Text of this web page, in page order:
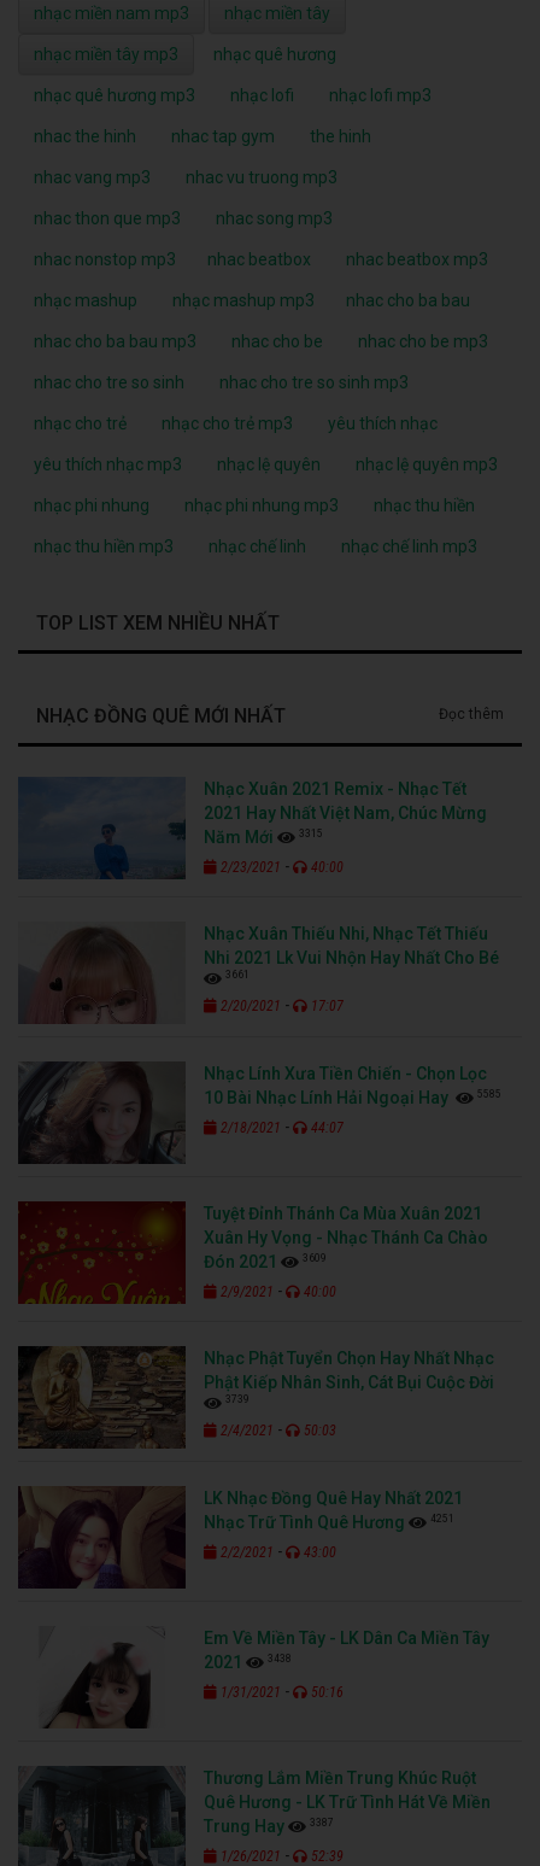
nhạc miền nam mp3 nhạc miền tây
nhạc miền tây mp3 nhạc quê hương
nhạc quê hương mp3 nhạc lofi nhạc lofi mp3
nhac the hinh nhac tap gym the hinh
nhac vang mp3 nhac vu truong mp3
nhac thon que mp3 nhac song mp3
nhac nonstop mp3 nhac beatbox nhac beatbox mp3
nhạc mashup nhạc mashup mp3 nhac cho ba bau
nhac cho ba bau mp3 nhac cho be nhac cho be mp3
nhac cho tre so sinh nhac cho tre so sinh mp3
nhạc cho trẻ nhạc cho trẻ mp3 yêu thích nhạc
yêu thích nhạc mp3 nhạc lệ quyên nhạc lệ quyên mp3
nhạc phi nhung nhạc phi nhung mp3 nhạc thu hiền
nhạc thu hiền mp3 nhạc chế linh nhạc chế linh mp3
TOP LIST XEM NHIỀU NHẤT
NHẠC ĐỒNG QUÊ MỚI NHẤT Đọc thêm
Nhạc Xuân 2021 Remix - Nhạc Tết
2021 Hay Nhất Việt Nam, Chúc Mừng
Năm Mới
3315
2/23/2021 - 40:00
Nhạc Xuân Thiếu Nhi, Nhạc Tết Thiếu
Nhi 2021 Lk Vui Nhộn Hay Nhất Cho Bé
3661
2/20/2021 - 17:07
Nhạc Lính Xưa Tiền Chiến - Chọn Lọc
10 Bài Nhạc Lính Hải Ngoại Hay
5585
2/18/2021 - 44:07
Tuyệt Đỉnh Thánh Ca Mùa Xuân 2021
Xuân Hy Vọng - Nhạc Thánh Ca Chào
Đón 2021
3609
2/9/2021 - 40:00
Nhạc Phật Tuyển Chọn Hay Nhất Nhạc
Phật Kiếp Nhân Sinh, Cát Bụi Cuộc Đời
3739
2/4/2021 - 50:03
LK Nhạc Đồng Quê Hay Nhất 2021
Nhạc Trữ Tình Quê Hương
4251
2/2/2021 - 43:00
Em Về Miền Tây - LK Dân Ca Miền Tây
2021
3438
1/31/2021 - 50:16
Thương Lắm Miền Trung Khúc Ruột
Quê Hương - LK Trữ Tình Hát Về Miền
Trung Hay
3387
1/26/2021 - 52:39